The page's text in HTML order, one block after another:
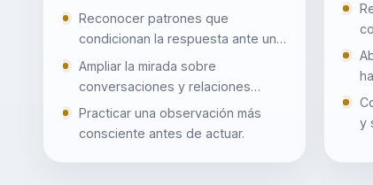
Reconocer patrones que
condicionan la respuesta ante un
reto.
Ampliar la mirada sobre
conversaciones y relaciones
laborales.
Practicar una observación más
consciente antes de actuar.
y